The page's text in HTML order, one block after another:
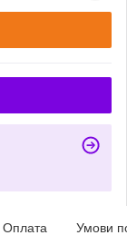
Оплата Умови